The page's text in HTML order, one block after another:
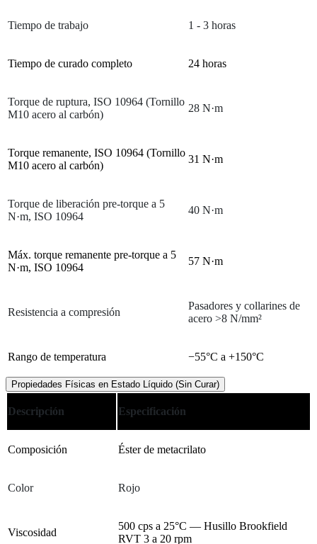
Tiempo de trabajo 1 - 3 horas
Tiempo de curado completo 24 horas
Torque de ruptura, ISO 10964 (Tornillo
M10 acero al carbón)
28 N·m
Torque remanente, ISO 10964 (Tornillo
M10 acero al carbón)
31 N·m
Torque de liberación pre-torque a 5
N·m, ISO 10964
40 N·m
Máx. torque remanente pre-torque a 5
N·m, ISO 10964
57 N·m
Resistencia a compresión
Pasadores y collarines de
acero >8 N/mm²
Rango de temperatura −55°C a +150°C
Propiedades Físicas en Estado Líquido (Sin Curar)
Descripción Especificación
Composición Éster de metacrilato
Color Rojo
Viscosidad
500 cps a 25°C — Husillo Brookfield
RVT 3 a 20 rpm